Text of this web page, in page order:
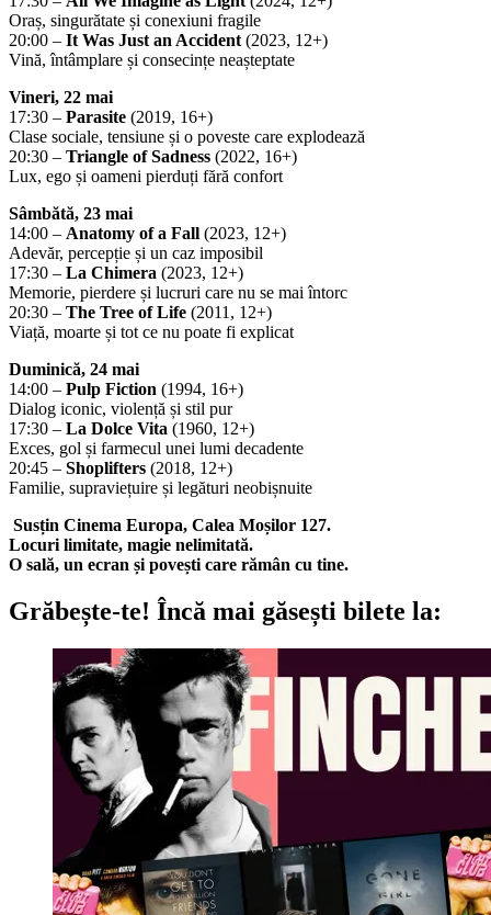
Oraș, singurătate și conexiuni fragile
20:00 – It Was Just an Accident (2023, 12+)
Vină, întâmplare și consecințe neașteptate
Vineri, 22 mai
17:30 – Parasite (2019, 16+)
Clase sociale, tensiune și o poveste care explodează
20:30 – Triangle of Sadness (2022, 16+)
Lux, ego și oameni pierduți fără confort
Sâmbătă, 23 mai
14:00 – Anatomy of a Fall (2023, 12+)
Adevăr, percepție și un caz imposibil
17:30 – La Chimera (2023, 12+)
Memorie, pierdere și lucruri care nu se mai întorc
20:30 – The Tree of Life (2011, 12+)
Viață, moarte și tot ce nu poate fi explicat
Duminică, 24 mai
14:00 – Pulp Fiction (1994, 16+)
Dialog iconic, violență și stil pur
17:30 – La Dolce Vita (1960, 12+)
Exces, gol și farmecul unei lumi decadente
20:45 – Shoplifters (2018, 12+)
Familie, supraviețuire și legături neobișnuite
Susțin Cinema Europa, Calea Moșilor 127.
Locuri limitate, magie nelimitată.
O sală, un ecran și povești care rămân cu tine.
Grăbește-te! Încă mai găsești bilete la: